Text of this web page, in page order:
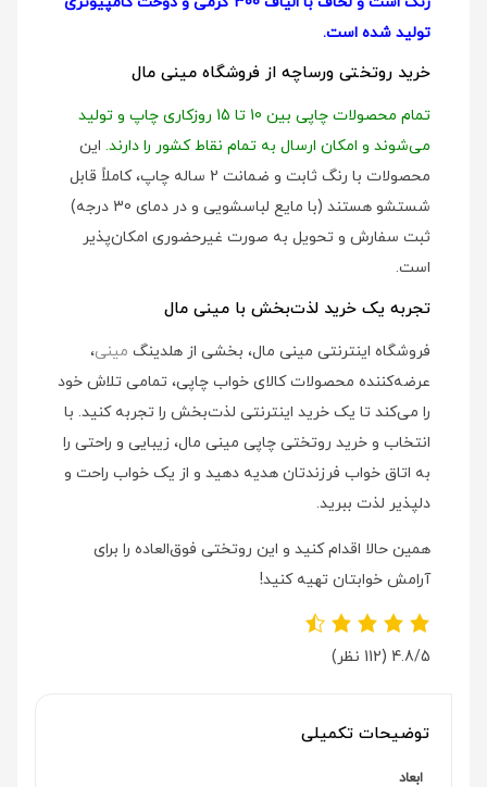
تولید شده است.
خرید روتختی ورساچه از فروشگاه مینی مال
تمام محصولات چاپی بین 10 تا 15 روزکاری چاپ و تولید
می‌شوند و امکان ارسال به تمام نقاط کشور را دارند. این
محصولات با رنگ ثابت و ضمانت 2 ساله چاپ، کاملاً قابل
شستشو هستند (با مایع لباسشویی و در دمای 30 درجه)
ثبت سفارش و تحویل به صورت غیرحضوری امکان‌پذیر
است.
تجربه یک خرید لذت‌بخش با مینی مال
فروشگاه اینترنتی مینی مال، بخشی از هلدینگ مینی،
عرضه‌کننده محصولات کالای خواب چاپی، تمامی تلاش خود
را می‌کند تا یک خرید اینترنتی لذت‌بخش را تجربه کنید. با
انتخاب و خرید روتختی چاپی مینی مال، زیبایی و راحتی را
به اتاق خواب فرزندتان هدیه دهید و از یک خواب راحت و
دلپذیر لذت ببرید.
همین حالا اقدام کنید و این روتختی فوق‌العاده را برای
آرامش خوابتان تهیه کنید!
4.8/5 (112 نظر)
توضیحات تکمیلی
ابعاد